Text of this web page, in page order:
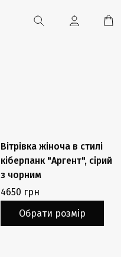
Вітрівка жіноча в стилі
кіберпанк "Аргент", сірий
з чорним
4650 грн
Обрати розмір